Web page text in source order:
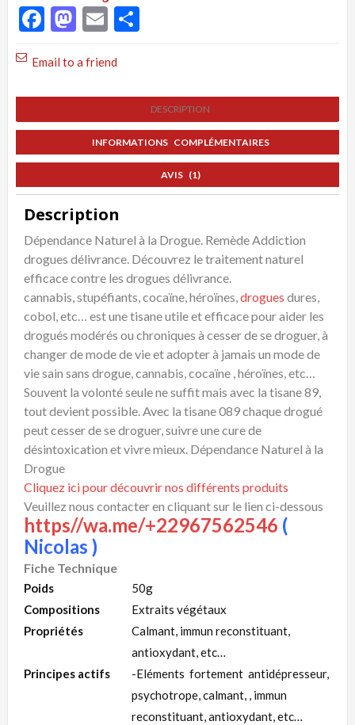
à
la
Addiction
Drogue
Dure
Naturel
Facebook
Mastodon
Email
Email to a friend
DESCRIPTION
INFORMATIONS COMPLÉMENTAIRES
AVIS (1)
Description
Dépendance Naturel à la Drogue. Remède Addiction
drogues délivrance. Découvrez le traitement naturel
efficace contre les drogues délivrance.
cannabis, stupéfiants, cocaïne, héroïnes,drogues dures,
cobol, etc… est une tisane utile et efficace pour aider les
drogués modérés ou chroniques à cesser de se droguer, à
changer de mode de vie et adopter à jamais un mode de
vie sain sans drogue, cannabis, cocaïne , héroïnes, etc…
Souvent la volonté seule ne suffit mais avec la tisane 89,
tout devient possible. Avec la tisane 089 chaque drogué
peut cesser de se droguer, suivre une cure de
désintoxication et vivre mieux. Dépendance Naturel à la
Drogue
Cliquez ici pour découvrir nos différents produits
Veuillez nous contacter en cliquant sur le lien ci-dessous
https//wa.me/+22967562546 (
Nicolas )
Fiche Technique
Poids
50g
Compositions
Extraits végétaux
Propriétés
Calmant, immun reconstituant,
antioxydant, etc…
Principes actifs
-Eléments fortement antidépresseur,
psychotrope, calmant, , immun
reconstituant, antioxydant, etc…